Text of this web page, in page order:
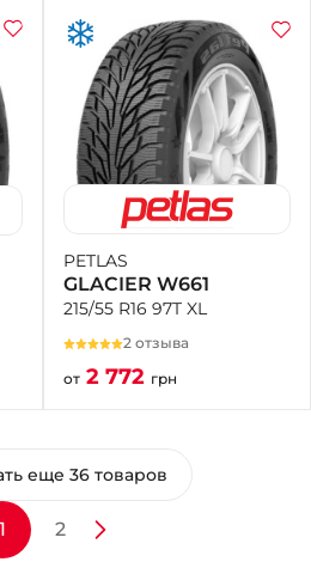
PETLAS
GLACIER W661
215/55 R16 97T XL
2 отзыва
от 2 772 грн
еще 36 товаров
1 2